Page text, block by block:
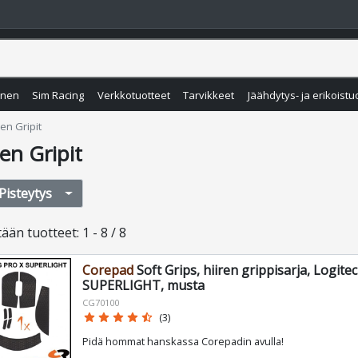
Sim Racing Verkkotuotteet Tarvikkeet Jäähdytys- ja
Gripit
Gripit
tuotteet: 1 - 8 / 8
CorepadSoft Grips, hiiren grippisarja,
SUPERLIGHT, musta
CG70100
star star star star star_half (3)
Pidä hommat hanskassa Corepadin avulla!